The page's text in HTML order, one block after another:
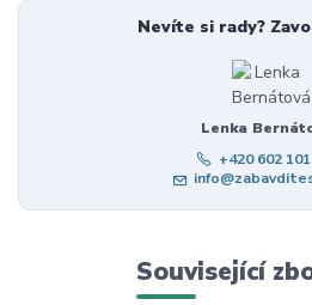
Nevíte si rady?
Lenka
+420 602
Související